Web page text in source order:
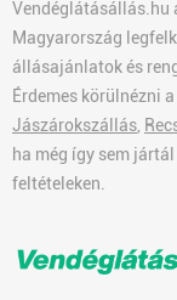
Vendéglátásállás.hu
Magyarország
állásajánlatok és
Érdemes körülnézni
Jászárokszállás
ha még így sem
feltételeken.